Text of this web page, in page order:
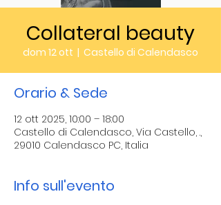
Collateral beauty
dom 12 ott
  |
Castello di Calendasco
Orario & Sede
12 ott 2025, 10:00 – 18:00
Castello di Calendasco, Via Castello, .,
29010 Calendasco PC, Italia
Info sull'evento